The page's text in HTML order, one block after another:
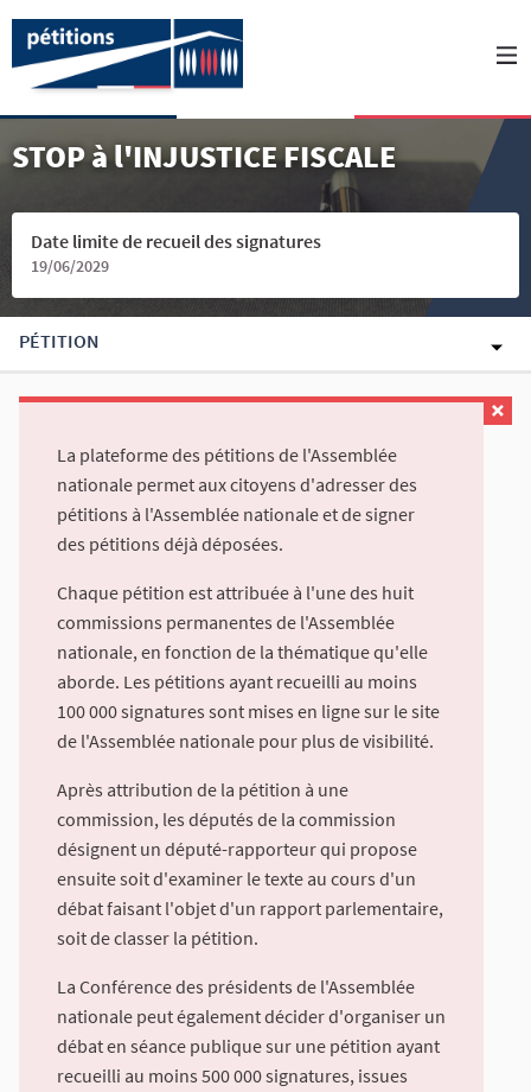
STOP à l'INJUSTICE FISCALE
Date limite de recueil des signatures
19/06/2029
PÉTITION
La plateforme des pétitions de l'Assemblée
nationale permet aux citoyens d'adresser des
pétitions à l'Assemblée nationale et de signer
des pétitions déjà déposées.
Chaque pétition est attribuée à l'une des huit
commissions permanentes de l'Assemblée
nationale, en fonction de la thématique qu'elle
aborde. Les pétitions ayant recueilli au moins
100 000 signatures sont mises en ligne sur le site
de l'Assemblée nationale pour plus de visibilité.
Après attribution de la pétition à une
commission, les députés de la commission
désignent un député-rapporteur qui propose
ensuite soit d'examiner le texte au cours d'un
débat faisant l'objet d'un rapport parlementaire,
soit de classer la pétition.
La Conférence des présidents de l'Assemblée
nationale peut également décider d'organiser un
débat en séance publique sur une pétition ayant
recueilli au moins 500 000 signatures, issues